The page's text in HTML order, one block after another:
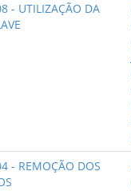
- UTILIZAÇÃO DA
- REMOÇÃO DOS